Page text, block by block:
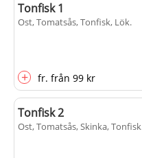
Tonfisk 1
Ost, Tomatsås, Tonfisk, Lök.
+ fr. från 99 kr
Tonfisk 2
Ost, Tomatsås, Skinka, Tonfisk